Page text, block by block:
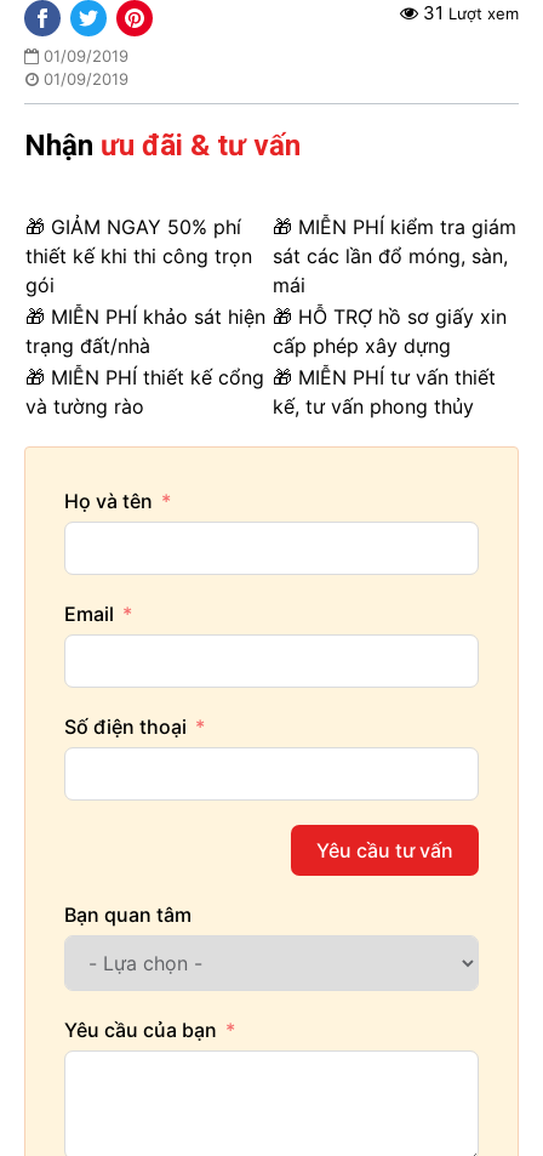
01/09/2019
01/09/2019
31 Lượt xem
Nhận ưu đãi & tư vấn
🎁 GIẢM NGAY 50% phí
thiết kế khi thi công trọn
gói
🎁 MIỄN PHÍ kiểm tra giám
sát các lần đổ móng, sàn,
mái
🎁 MIỄN PHÍ khảo sát hiện
trạng đất/nhà
🎁 HỖ TRỢ hồ sơ giấy xin
cấp phép xây dựng
🎁 MIỄN PHÍ thiết kế cổng
và tường rào
🎁 MIỄN PHÍ tư vấn thiết
kế, tư vấn phong thủy
Họ và tên
Email
Số điện thoại
Yêu cầu tư vấn
Bạn quan tâm
Yêu cầu của bạn